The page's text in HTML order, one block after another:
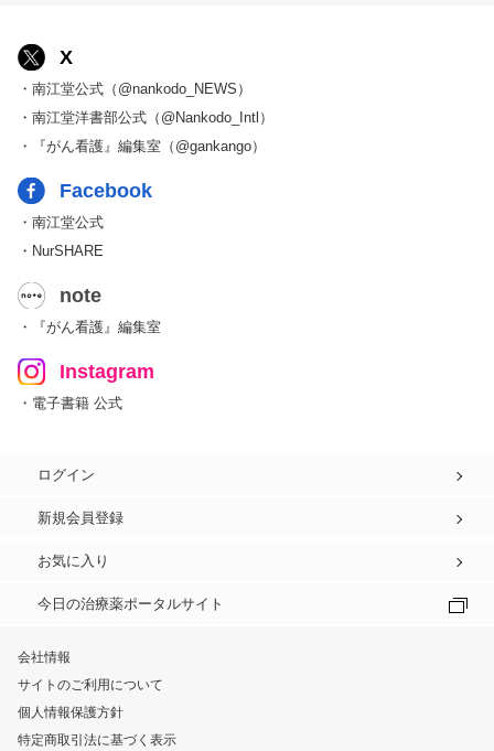
X
・南江堂公式（@nankodo_NEWS）
・南江堂洋書部公式（@Nankodo_Intl）
・『がん看護』編集室（@gankango）
Facebook
・南江堂公式
・NurSHARE
note
・『がん看護』編集室
Instagram
・電子書籍 公式
ログイン
新規会員登録
お気に入り
今日の治療薬ポータルサイト
会社情報
サイトのご利用について
個人情報保護方針
特定商取引法に基づく表示